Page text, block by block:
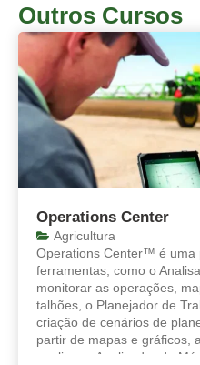
Outros Cursos
Operations Center
Agricultura
Operations Center™ é uma
ferramentas, como o
monitorar as operações,
talhões, o Planejador de
criação de cenários de
partir de mapas e gráficos,
analisar e Analisador de